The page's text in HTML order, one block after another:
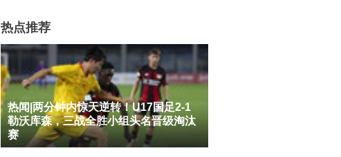
1
2
热点推荐
热闻|两分钟内惊天逆转！U17国足2-1
勒沃库森，三战全胜小组头名晋级淘汰
赛